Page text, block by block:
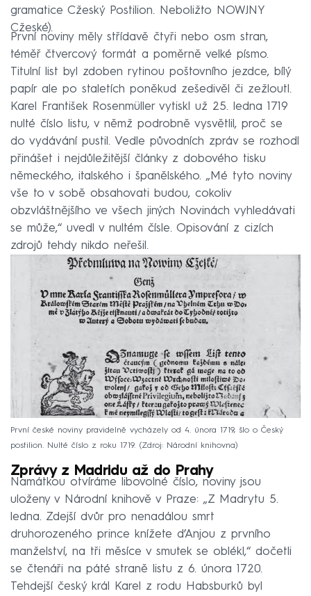
gramatice Cžeský Postilion. Neboližto NOWJNY
Cžeské).
První noviny měly střídavě čtyři nebo osm stran,
téměř čtvercový formát a poměrně velké písmo.
Titulní list byl zdoben rytinou poštovního jezdce, bílý
papír ale po staletích poněkud zešedivěl či zežloutl.
Karel František Rosenmüller vytiskl už 25. ledna 1719
nulté číslo listu, v němž podrobně vysvětlil, proč se
do vydávání pustil. Vedle původních zpráv se rozhodl
přinášet i nejdůležitější články z dobového tisku
německého, italského i španělského. „Mé tyto noviny
vše to v sobě obsahovati budou, cokoliv
obzvláštnějšího ve všech jiných Novinách vyhledávati
se může,“ uvedl v nultém čísle. Opisování z cizích
zdrojů tehdy nikdo neřešil.
První české noviny pravidelně vycházely od 4. února 1719, šlo o Český
postilion. Nulté číslo z roku 1719.
Zdroj: Národní knihovna
Zprávy z Madridu až do Prahy
Namátkou otvíráme libovolné číslo, noviny jsou
uloženy v Národní knihově v Praze: „Z Madrytu 5.
ledna. Zdejší dvůr pro nenadálou smrt
druhorozeného prince knížete d’Anjou z prvního
manželství, na tři měsíce v smutek se oblékl,“ dočetli
se čtenáři na páté straně listu z 6. února 1720.
Tehdejší český král Karel z rodu Habsburků byl